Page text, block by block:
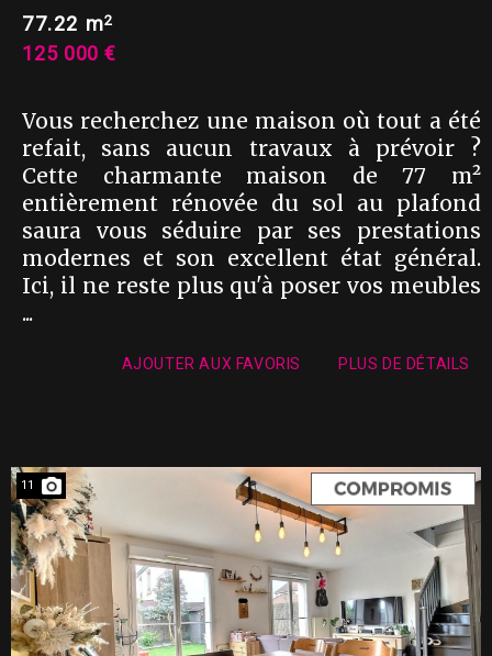
77.22 m2
125 000 €
Vous recherchez une maison où tout a été
refait, sans aucun travaux à prévoir ?
Cette charmante maison de 77 m²
entièrement rénovée du sol au plafond
saura vous séduire par ses prestations
modernes et son excellent état général.
Ici, il ne reste plus qu'à poser vos meubles
...
AJOUTER AUX FAVORIS PLUS DE DÉTAILS
11